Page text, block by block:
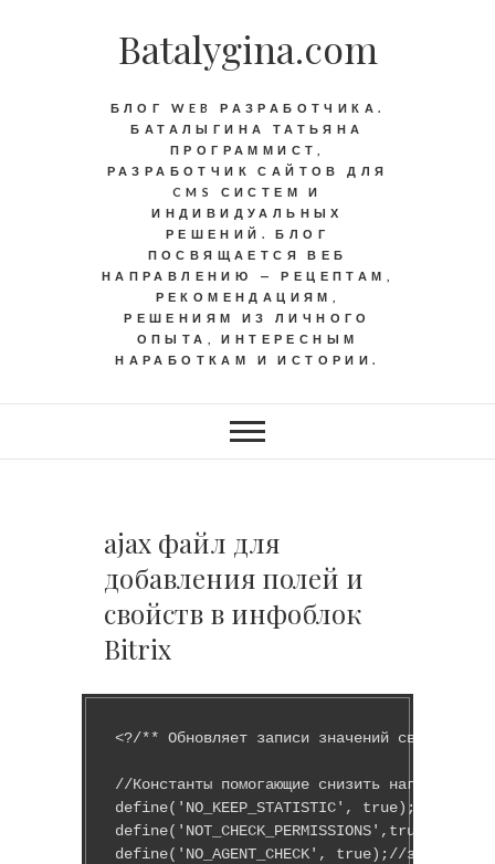
Batalygina.com
БЛОГ WEB РАЗРАБОТЧИКА.
БАТАЛЫГИНА ТАТЬЯНА
ПРОГРАММИСТ,
РАЗРАБОТЧИК САЙТОВ ДЛЯ
CMS СИСТЕМ И
ИНДИВИДУАЛЬНЫХ
РЕШЕНИЙ. БЛОГ
ПОСВЯЩАЕТСЯ ВЕБ
НАПРАВЛЕНИЮ — РЕЦЕПТАМ,
РЕКОМЕНДАЦИЯМ,
РЕШЕНИЯМ ИЗ ЛИЧНОГО
ОПЫТА, ИНТЕРЕСНЫМ
НАРАБОТКАМ И ИСТОРИИ.
ajax файл для
добавления полей и
свойств в инфоблок
Bitrix
<?/** Обновляет записи значений свойств
//Константы помогающие снизить нагрузку на
define('NO_KEEP_STATISTIC', true);// крон
define('NOT_CHECK_PERMISSIONS',true);//
define('NO_AGENT_CHECK', true);//